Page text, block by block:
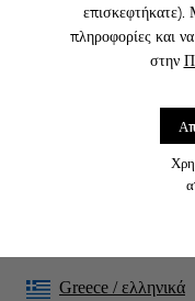
επισκεφτήκατε).
πληροφορίες και
στην
Family &
εκδηλώσεις και πολλά,
Greece /ελληνικά